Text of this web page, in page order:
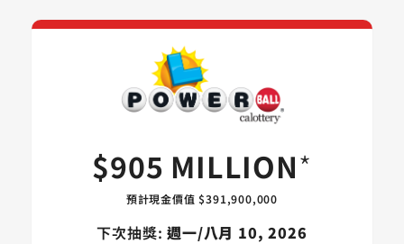
Powerball 遊
$905 MILLION*
預計現金價值 $391,900,000
下次抽獎:週一/八月 10, 2026